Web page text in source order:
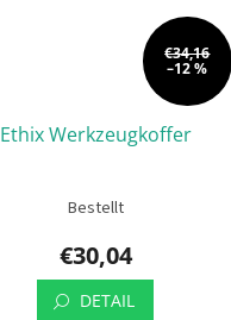
€34,16
–12 %
Ethix Werkzeugkoffer
Bestellt
€30,04
DETAIL